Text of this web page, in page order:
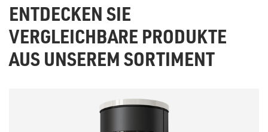
ENTDECKEN SIE
VERGLEICHBARE PRODUKTE
AUS UNSEREM SORTIMENT